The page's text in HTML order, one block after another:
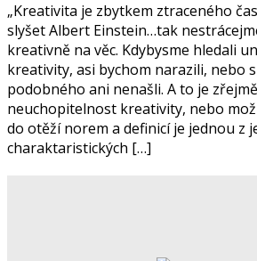
„Kreativita je zbytkem ztraceného
slyšet Albert Einstein…tak
kreativně na věc. Kdybysme hledali
kreativity, asi bychom narazili, nebo
podobného ani nenašli. A to je
neuchopitelnost kreativity, nebo
do otěží norem a definicí je jednou z
charaktaristických […]